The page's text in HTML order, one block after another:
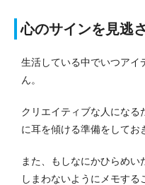
心のサインを見逃
生活している中でいつアイ
ん。
クリエイティブな人になる
に耳を傾ける準備をしてお
また、もしなにかひらめ
しまわないようにメモする